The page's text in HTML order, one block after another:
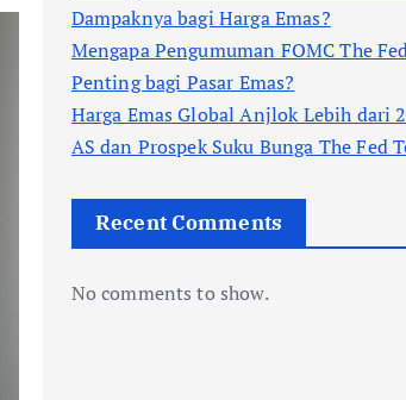
Dampaknya bagi Harga Emas?
Mengapa Pengumuman FOMC The
Penting bagi Pasar Emas?
Harga Emas Global Anjlok Lebih dari
AS dan Prospek Suku Bunga The Fed
Recent Comments
No comments to show.